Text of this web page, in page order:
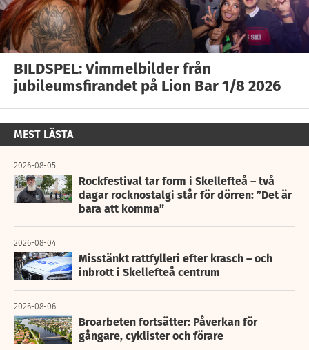
BILDSPEL: Vimmelbilder från
jubileumsfirandet på Lion Bar 1/8 2026
MEST LÄSTA
2026-08-05
Rockfestival tar form i Skellefteå – två
dagar rocknostalgi står för dörren: ”Det är
bara att komma”
2026-08-04
Misstänkt rattfylleri efter krasch – och
inbrott i Skellefteå centrum
2026-08-06
Broarbeten fortsätter: Påverkan för
gångare, cyklister och förare